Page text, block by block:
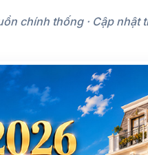
chính thống · Cập nhật